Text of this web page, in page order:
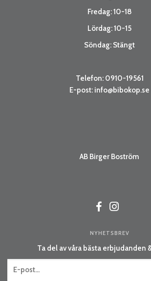
Fredag: 10-18
Lördag: 10-15
Söndag: Stängt
Telefon: 0910-19561
E-post: info@bibokop.se
AB Birger Boström
NYHETSBREV
Ta del av våra bästa erbjudanden